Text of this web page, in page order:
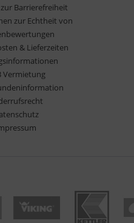
Barrierefreiheit
zur Echtheit von
& Lieferzeiten
Vermietung